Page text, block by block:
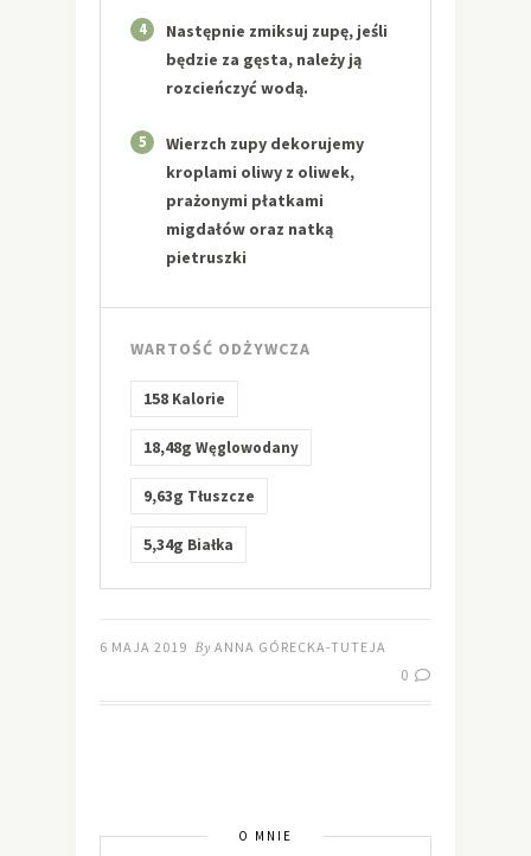
4
Następnie zmiksuj zupę, jeśli
będzie za gęsta, należy ją
rozcieńczyć wodą.
5
Wierzch zupy dekorujemy
kroplami oliwy z oliwek,
prażonymi płatkami
migdałów oraz natką
pietruszki
WARTOŚĆ ODŻYWCZA
158 Kalorie
18,48g Węglowodany
9,63g Tłuszcze
5,34g Białka
6 MAJA 2019 By ANNA GÓRECKA-TUTEJA
0
O MNIE